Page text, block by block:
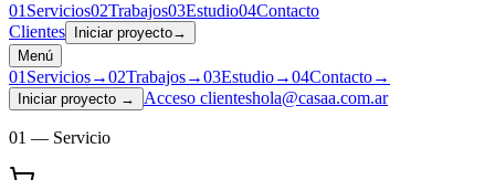
01 Servicios02Trabajos03Estudio04Contacto
Clientes
Iniciar proyecto→
Menú
01 Servicios→02Trabajos→03Estudio→04Contacto→
Iniciar proyecto → Acceso clienteshola@casaa.com.ar
01 — Servicio